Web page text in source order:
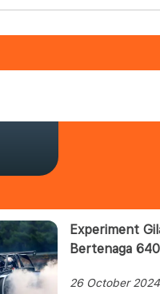
Experiment
Bertenaga
26 October 2024